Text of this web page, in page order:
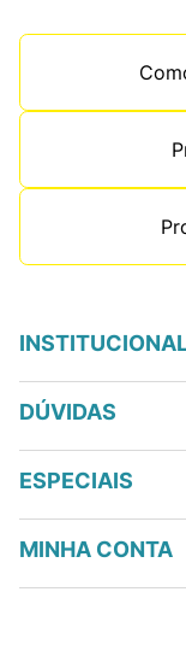
DÚVIDAS
ESPECIAIS
MINHA CONTA